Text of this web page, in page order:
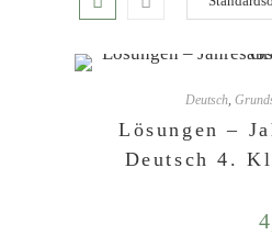
Deutsch ,
Lösungen –
Deutsch 4.